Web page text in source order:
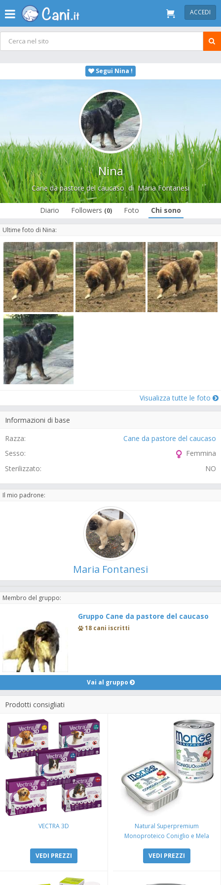
ACCEDI
Segui Nina !
Nina
Cane da pastore del caucasodiMaria Fontanesi
Diario Followers (0) Foto Chi sono
Ultime foto di Nina:
Visualizza tutte le foto
Informazioni di base
Razza:
Cane da pastore del caucaso
Sesso:
Femmina
Sterilizzato:
NO
Il mio padrone:
Maria Fontanesi
Membro del gruppo:
Gruppo Cane da pastore del caucaso
18 cani iscritti
Vai al gruppo
Prodotti consigliati
VECTRA 3D
VEDI PREZZI
Natural Superpremium
Monoproteico Coniglio e Mela
VEDI PREZZI